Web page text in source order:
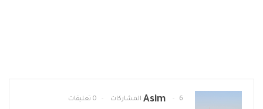
Asim 6 المشاركات 0 تعليقات